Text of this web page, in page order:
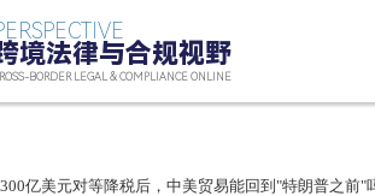
BORDER LEGAL& COMPLIANCE ONLINE
境法律与合规视野
300亿美元对等降税后，中美贸易能回到"特朗普之前"